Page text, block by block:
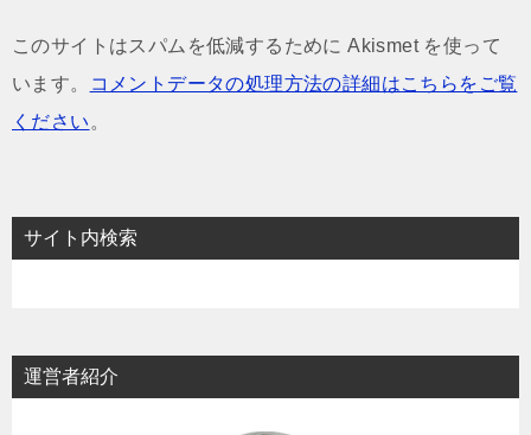
このサイトはスパムを低減するために Akismet を使って
います。
コメントデータの処理方法の詳細はこちらをご覧
ください 。
サイト内検索
運営者紹介